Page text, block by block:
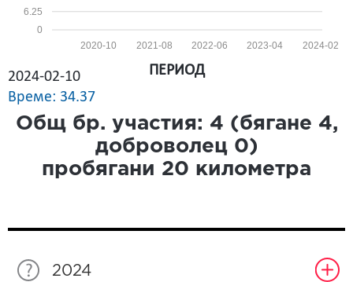
0
6.25
2024-02
2023-04
2022-06
2021-08
2020-10
2024-02-10
Време: 34.37
ПЕРИОД
Общ бр. участия: 4 (бягане 4,
доброволец 0)
пробягани 20 километра
2024